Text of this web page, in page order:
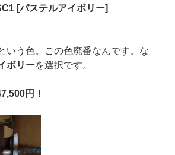
[パステルアイボリー]
いう色。この色廃番なんです。な
ボリーを選択です。
円！